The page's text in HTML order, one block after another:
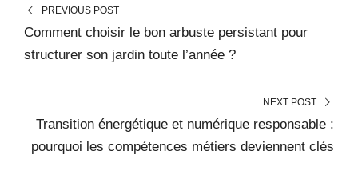
PREVIOUS POST
Comment choisir le bon arbuste persistant pour
structurer son jardin toute l’année ?
NEXT POST
Transition énergétique et numérique responsable :
pourquoi les compétences métiers deviennent clés